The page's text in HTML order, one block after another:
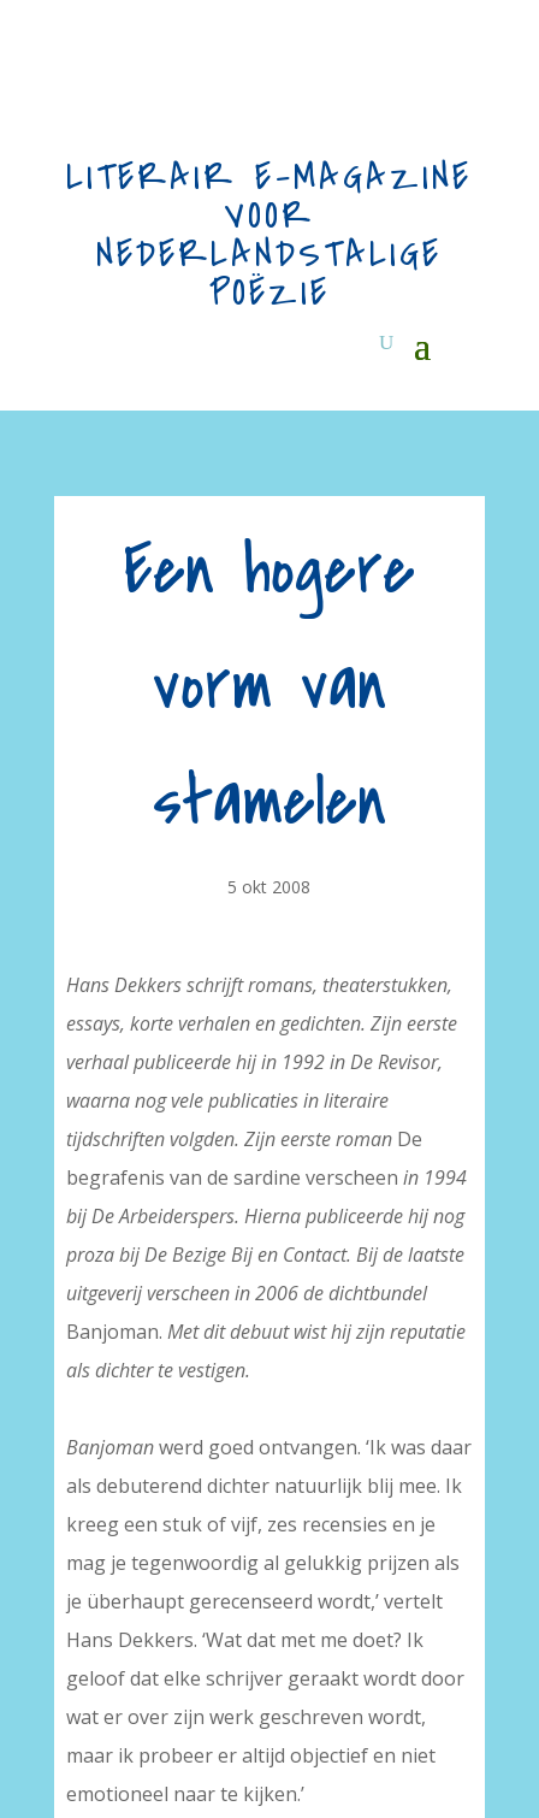
LITERAIR E-MAGAZINE
VOOR
NEDERLANDSTALIGE
POËZIE
Een hogere
vorm van
stamelen
5 okt 2008
Hans Dekkers schrijft romans, theaterstukken,
essays, korte verhalen en gedichten. Zijn eerste
verhaal publiceerde hij in 1992 in De Revisor,
waarna nog vele publicaties in literaire
tijdschriften volgden. Zijn eerste roman De
begrafenis van de sardine verscheen in 1994
bij De Arbeiderspers. Hierna publiceerde hij nog
proza bij De Bezige Bij en Contact. Bij de laatste
uitgeverij verscheen in 2006 de dichtbundel
Banjoman. Met dit debuut wist hij zijn reputatie
als dichter te vestigen.
Banjomanwerd goed ontvangen. ‘Ik was daar
als debuterend dichter natuurlijk blij mee. Ik
kreeg een stuk of vijf, zes recensies en je
mag je tegenwoordig al gelukkig prijzen als
je überhaupt gerecenseerd wordt,’ vertelt
Hans Dekkers. ‘Wat dat met me doet? Ik
geloof dat elke schrijver geraakt wordt door
wat er over zijn werk geschreven wordt,
maar ik probeer er altijd objectief en niet
emotioneel naar te kijken.’